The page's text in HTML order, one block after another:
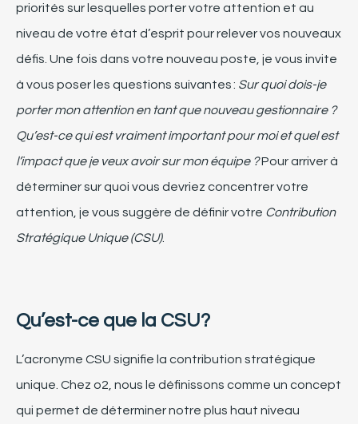
priorités sur lesquelles porter votre attention et au
niveau de votre état d’esprit pour relever vos nouveaux
défis. Une fois dans votre nouveau poste, je vous invite
à vous poser les questions suivantes : Sur quoi dois-je
porter mon attention en tant que nouveau gestionnaire ?
Qu’est-ce qui est vraiment importantpour moiet quelest
l’impactque je veux avoir sur mon équipe?Pour arriverà
déterminer sur quoi vous devriez concentrer votre
attention je vous suggère de définirvotre Contribution
Stratégique Unique (CSU).
Qu’est-ce que la CSU?
L’acronyme CSU signifie la contribution stratégique
unique. Chez o2, nous le définissons comme un concept
qui permet de déterminer notre plus haut niveau